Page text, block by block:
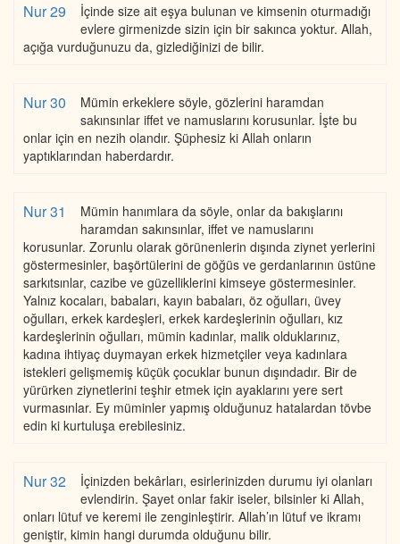
Nur 29
İçinde size ait eşya bulunan ve kimsenin oturmadığı
evlere girmenizde sizin için bir sakınca yoktur. Allah,
açığa vurduğunuzu da, gizlediğinizi de bilir.
Nur 30
Mümin erkeklere söyle, gözlerini haramdan
sakınsınlar iffet ve namuslarını korusunlar. İşte bu
onlar için en nezih olandır. Şüphesiz ki Allah onların
yaptıklarından haberdardır.
Nur 31
Mümin hanımlara da söyle, onlar da bakışlarını
haramdan sakınsınlar, iffet ve namuslarını
korusunlar. Zorunlu olarak görünenlerin dışında ziynet yerlerini
göstermesinler, başörtülerini de göğüs ve gerdanlarının üstüne
sarkıtsınlar, cazibe ve güzelliklerini kimseye göstermesinler.
Yalnız kocaları, babaları, kayın babaları, öz oğulları, üvey
oğulları, erkek kardeşleri, erkek kardeşlerinin oğulları, kız
kardeşlerinin oğulları, mümin kadınlar, malik olduklarınız,
kadına ihtiyaç duymayan erkek hizmetçiler veya kadınlara
istekleri gelişmemiş küçük çocuklar bunun dışındadır. Bir de
yürürken ziynetlerini teşhir etmek için ayaklarını yere sert
vurmasınlar. Ey müminler yapmış olduğunuz hatalardan tövbe
edin ki kurtuluşa erebilesiniz.
Nur 32
İçinizden bekârları, esirlerinizden durumu iyi olanları
evlendirin. Şayet onlar fakir iseler, bilsinler ki Allah,
onları lütuf ve keremi ile zenginleştirir. Allah’ın lütuf ve ikramı
geniştir, kimin hangi durumda olduğunu bilir.